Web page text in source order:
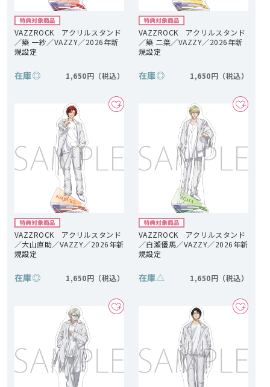
VAZZROCK アクリルスタンド
／築 一紗／VAZZY／2026年新
規設定
在庫◎ 1,650円
VAZZROCK アクリルスタンド
／築 二葉／VAZZY／2026年新
規設定
在庫◎ 1,650円
VAZZROCK アクリルスタンド
／大山直助／VAZZY／2026年新
規設定
在庫◎ 1,650円
VAZZROCK アクリルスタンド
／白瀬優馬／VAZZY／2026年新
規設定
在庫△ 1,650円